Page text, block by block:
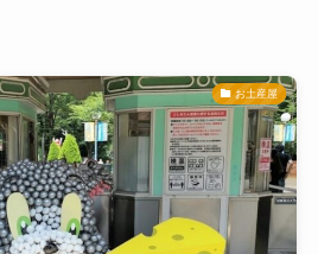
お土産屋